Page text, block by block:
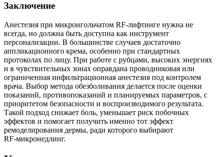
Заключение
Анестезия при микроигольчатом RF‑лифтинге нужна не
всегда, но должна быть доступна как инструмент
персонализации. В большинстве случаев достаточно
аппликационного крема, особенно при стандартных
протоколах по лицу. При работе с рубцами, высоких энергиях
и в чувствительных зонах оправдана проводниковая или
ограниченная инфильтрационная анестезия под контролем
врача. Выбор метода обезболивания делается после оценки
показаний, противопоказаний и планируемых параметров, с
приоритетом безопасности и воспроизводимого результата.
Такой подход снижает боль, уменьшает риск побочных
эффектов и помогает получить именно тот эффект
ремоделирования дермы, ради которого выбирают
RF‑микронедлинг.